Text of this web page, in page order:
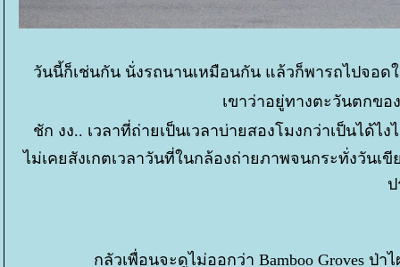
วันนี้ก็เช่นกัน นั่งรถนานเหมือนกัน แล้วก็พารถไปจอดใ
เขาว่าอยู่ทางตะวันตกขอ
ชัก งง.. เวลาที่ถ่ายเป็นเวลาบ่ายสองโมงกว่าเป็นได้
ไม่เคยสังเกตเวลาวันที่ในกล้องถ่ายภาพจนกระทั่งวัน
กลัวเพื่อนจะดูไม่ออกว่า Bamboo Groves ป่